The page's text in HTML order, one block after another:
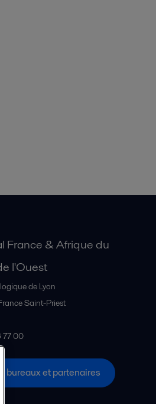
France & Afrique du
l'Ouest
de Lyon
Saint-Priest
77 00
bureaux et partenaires